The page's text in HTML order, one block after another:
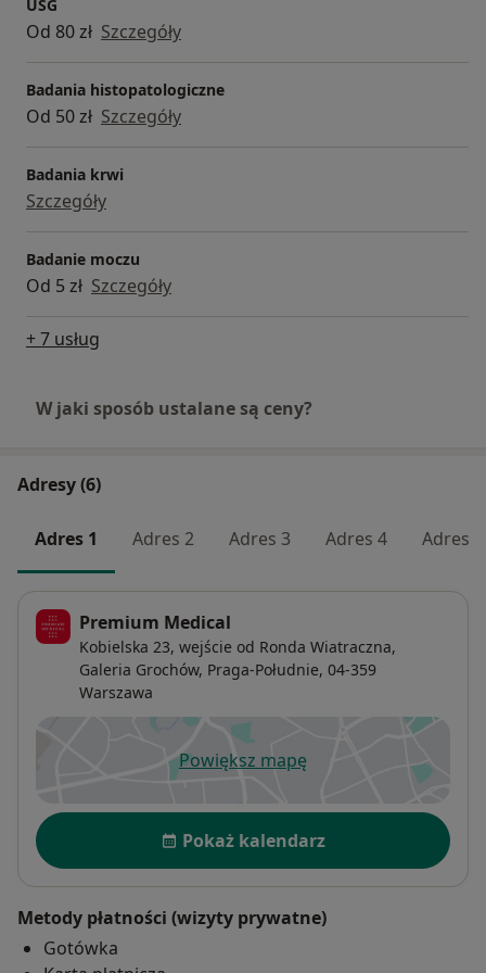
USG
Od 80 zł Szczegóły
Badania histopatologiczne
Od 50 zł Szczegóły
Badania krwi
Szczegóły
Badanie moczu
Od 5 zł Szczegóły
+ 7 usług
W jaki sposób ustalane są ceny?
Adresy (6)
Adres 1 Adres 2 Adres 3 Adres 4 Adres 5
Premium Medical
Kobielska 23, wejście od Ronda Wiatraczna,
Galeria Grochów, Praga-Południe, 04-359
Warszawa
Powiększ mapęotwiera się w nowej karcie
Dostępność
Pokaż kalendarz
Metody płatności (wizyty prywatne)
Gotówka